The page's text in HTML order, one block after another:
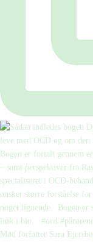
Mød forfatter Sara Ejersbo